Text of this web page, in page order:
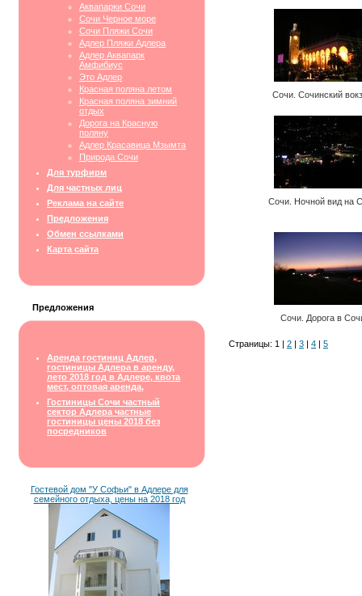
Аквапарки Сочи
Сочи Черное море
Сочи Пляжи Сочи
Адлер Пляжи Адлера
Адлер Аквапарк
Амфибиус
Это Адлер
Красная поляна летом
Красная поляна зимний
отдых
Дорога на Красную
поляну
Адлер Красавица Мзымта
Природа Сочи
Для турфирм
Для частных лиц
Реклама на сайте
Предложения
Обмен ссылками
Карта сайта
Предложения
Аренда гостиниц Адлер,
гостиницы Адлера в аренду,
лето 2018 год в Адлере, квота
мест, оптовая аренда,
Гостиницы Сочи частный
сектор Адлера частные
гостиницы цены 2018 без
посредников
Гостевой дом "У Софьи" в Адлере для
семейного отдыха, цены на 2018 год
Сочи. Сочинский
Сочи. Ночной вид на
Сочи. Дорога в
Страницы: 1 | 2 | 3 | 4 | 5